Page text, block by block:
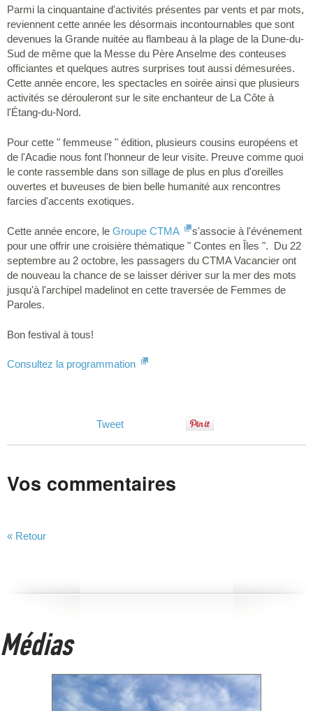
Parmi la cinquantaine d'activités présentes par vents et par mots,
reviennent cette année les désormais incontournables que sont
devenues la Grande nuitée au flambeau à la plage de la Dune-du-
Sud de même que la Messe du Père Anselme des conteuses
officiantes et quelques autres surprises tout aussi démesurées.
Cette année encore, les spectacles en soirée ainsi que plusieurs
activités se dérouleront sur le site enchanteur de La Côte à
l'Étang-du-Nord.
Pour cette " femmeuse " édition, plusieurs cousins européens et
de l'Acadie nous font l'honneur de leur visite. Preuve comme quoi
le conte rassemble dans son sillage de plus en plus d'oreilles
ouvertes et buveuses de bien belle humanité aux rencontres
farcies d'accents exotiques.
Cette année encore, le Groupe CTMA
s'associe à l'événement
pour une offrir une croisière thématique " Contes en Îles ". Du 22
septembre au 2 octobre, les passagers du CTMA Vacancier ont
de nouveau la chance de se laisser dériver sur la mer des mots
jusqu'à l'archipel madelinot en cette traversée de Femmes de
Paroles.
Bon festival à tous!
Consultez la programmation
Tweet
Vos commentaires
« Retour
Médias